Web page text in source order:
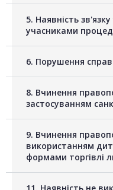
5. Наявність
учасниками
6. Порушення
8. Вчинення
застосуванням
9. Вчинення
використанням
формами торгівлі